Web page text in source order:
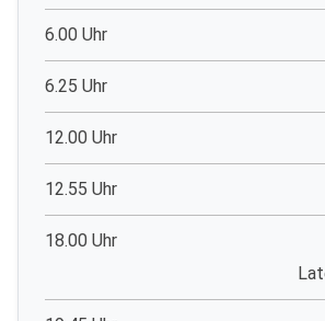
6.00 Uhr
6.25 Uhr
12.00 Uhr
12.55 Uhr
18.00 Uhr